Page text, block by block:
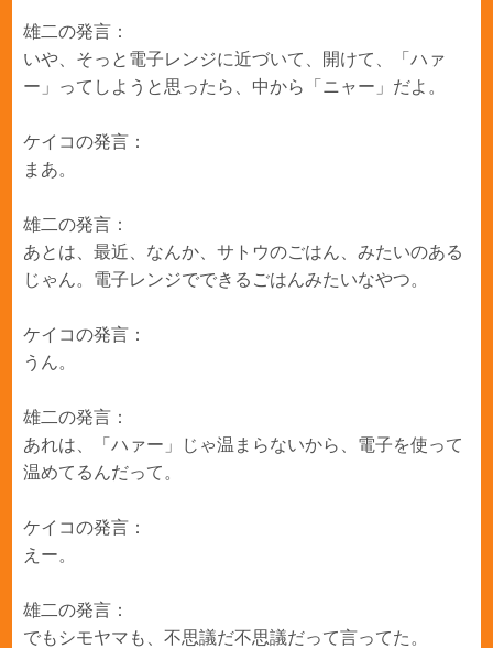
雄二の発言：
いや、そっと電子レンジに近づいて、開けて、「ハァ
ー」ってしようと思ったら、中から「ニャー」だよ。
ケイコの発言：
まあ。
雄二の発言：
あとは、最近、なんか、サトウのごはん、みたいのある
じゃん。電子レンジでできるごはんみたいなやつ。
ケイコの発言：
うん。
雄二の発言：
あれは、「ハァー」じゃ温まらないから、電子を使って
温めてるんだって。
ケイコの発言：
えー。
雄二の発言：
でもシモヤマも、不思議だ不思議だって言ってた。